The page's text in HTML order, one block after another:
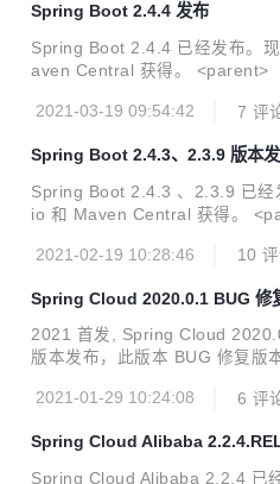
的详细新特性说明可以参考 本公
推文。 暗黑模式 外观新颖，字
Spring Boot 2.4.4 发布
Spring Boot 2.4.4 已经发布。
aven Central 获得。 <parent>
nt</artifactId>
错误修复，增强功能，文档改进
Fixes 使用 ...
2021-03-19 09:54:42 7 评
Spring Boot 2.4.3、2.3.9 版本
Spring Boot 2.4.3 、2.3.9 已经
io 和 Maven Central 获得。
er-parent</artifactId>
4.3 版本的更新报告，这是 v2.4
本，包括 75 个错误修复，...
2021-02-19 10:28:46 10
Spring Cloud 2020.0.1 BUG 修
2021 首发, Spring Cloud
版本发布，此版本 BUG 修复版
ndencyManagement>
Id> <artifactId>spring-
ctId> ...
2021-01-29 10:24:08 6 评
Spring Cloud Alibaba
Spring Cloud Alibaba 2.2.4 已